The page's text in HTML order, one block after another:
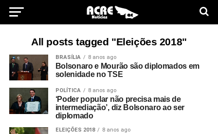
All posts tagged "Eleições 2018"
BRASÍLIA 8 anos ago
Bolsonaro e Mourão são diplomados em
solenidade no TSE
POLÍTICA 8 anos ago
‘Poder popular não precisa mais de
intermediação’, diz Bolsonaro ao ser
diplomado
ELEIÇÕES 2018 8 anos ago